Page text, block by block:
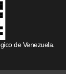
de Venezuela.